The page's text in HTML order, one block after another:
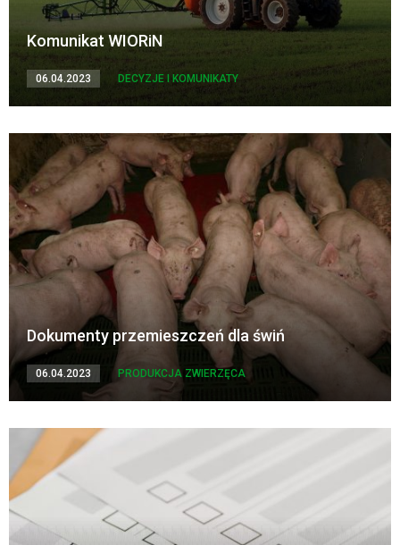
Komunikat WIORiN
06.04.2023 DECYZJE I KOMUNIKATY
Dokumenty przemieszczeń dla świń
06.04.2023 PRODUKCJA ZWIERZĘCA